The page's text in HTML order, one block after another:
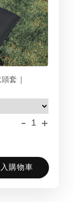
套｜
- +
購物車